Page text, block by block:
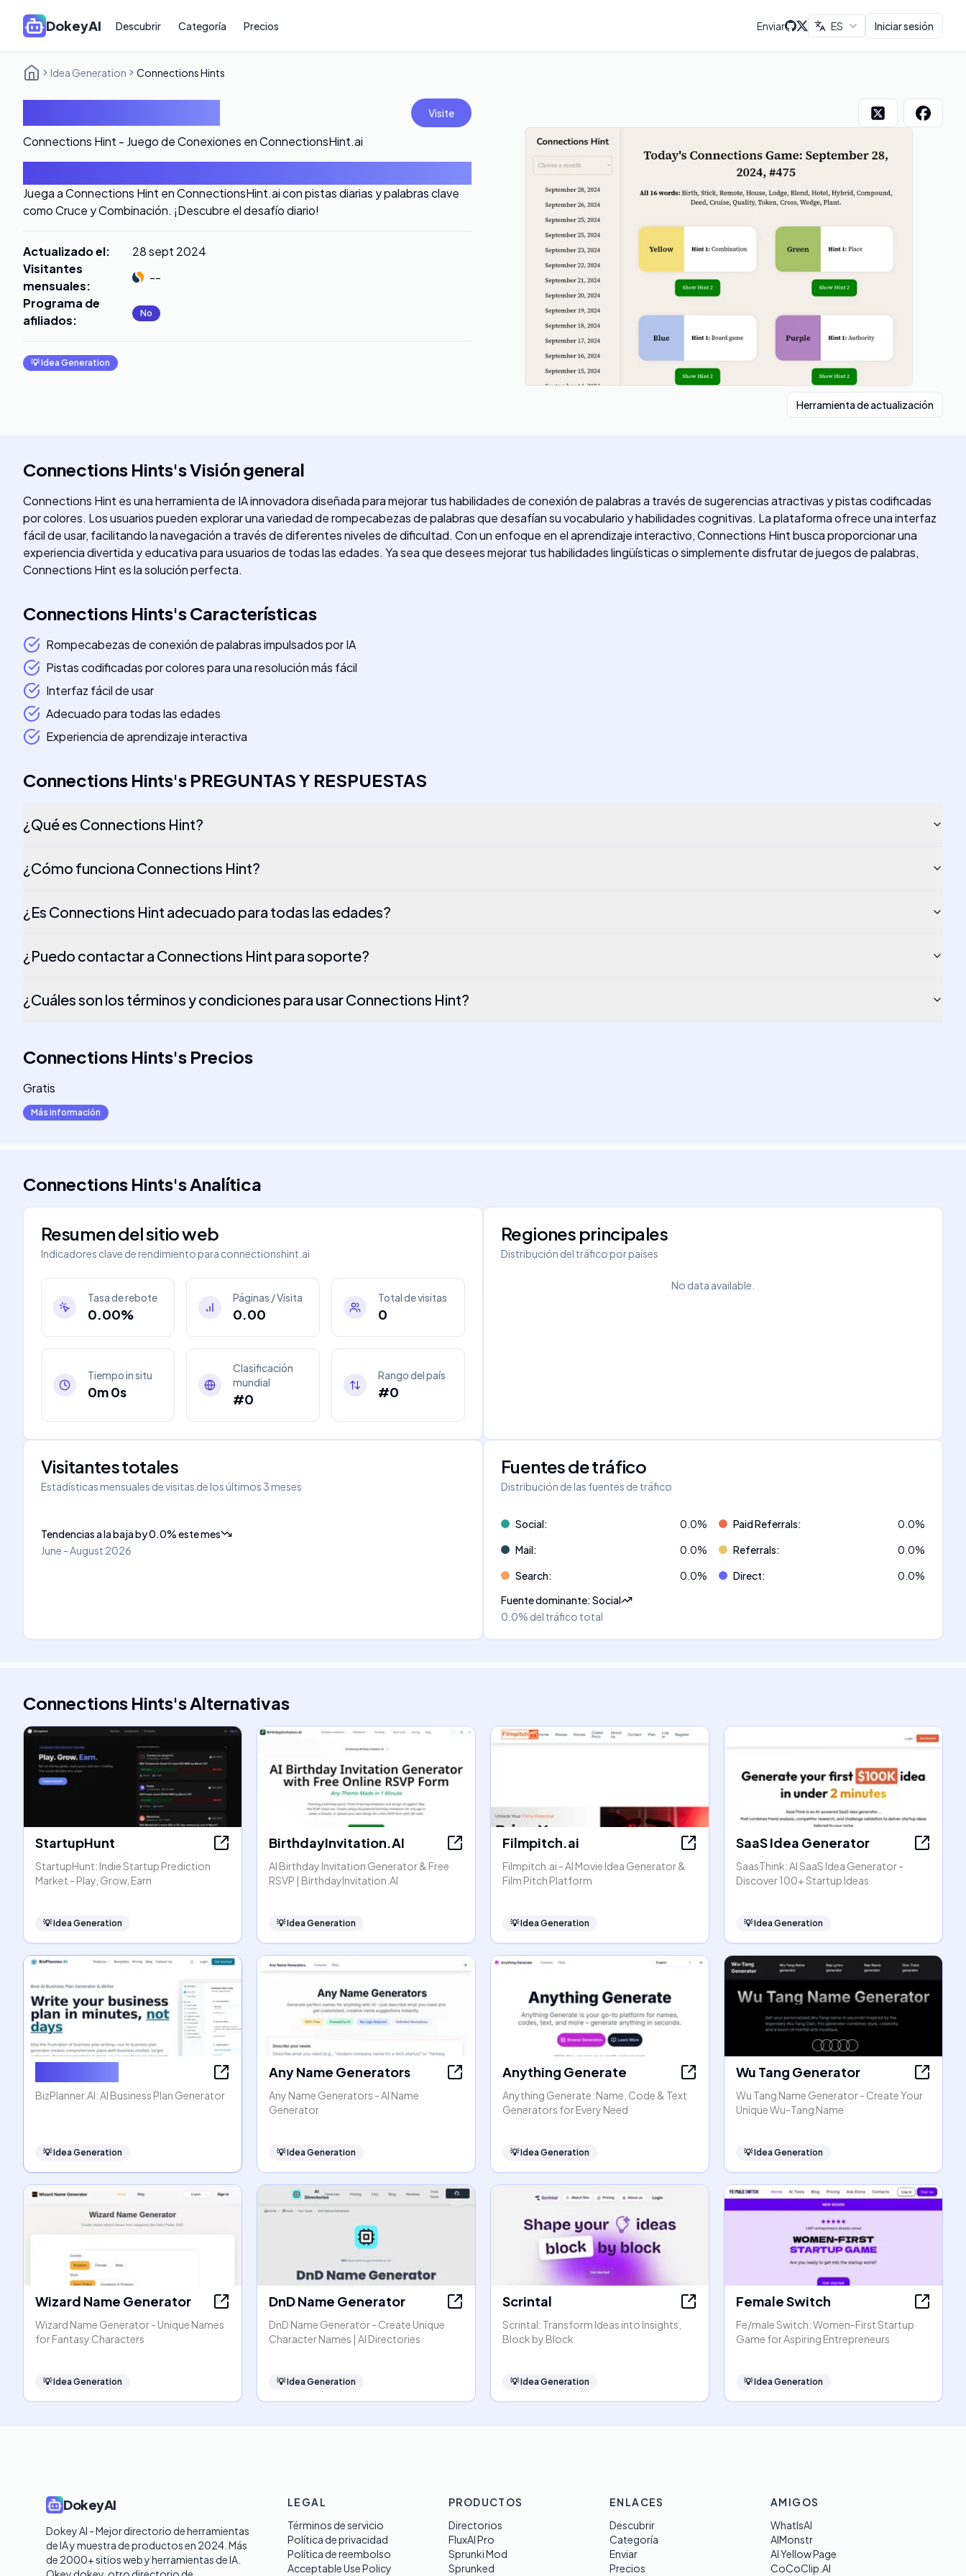
DokeyAI Descubrir Categoría Precios Enviar ES Iniciar sesión
Idea Generation Connections Hints
Visite
Connections Hint - Juego de Conexiones en ConnectionsHint.ai
Juega a Connections Hint en ConnectionsHint.ai con pistas diarias y palabras clave
como Cruce y Combinación. ¡Descubre el desafío diario!
Actualizado el:
28 sept 2024
Visitantes
mensuales:
--
Programa de
afiliados: No
💡Idea Generation
Herramienta de actualización
Connections Hints'sVisión general
Connections Hint es una herramienta de IA innovadora diseñada para mejorar tus habilidades de conexión de palabras a través de sugerencias atractivas y pistas codificadas
por colores. Los usuarios pueden explorar una variedad de rompecabezas de palabras que desafían su vocabulario y habilidades cognitivas. La plataforma ofrece una interfaz
fácil de usar, facilitando la navegación a través de diferentes niveles de dificultad. Con un enfoque en el aprendizaje interactivo, Connections Hint busca proporcionar una
experiencia divertida y educativa para usuarios de todas las edades. Ya sea que desees mejorar tus habilidades lingüísticas o simplemente disfrutar de juegos de palabras,
Connections Hint es la solución perfecta.
Connections Hints'sCaracterísticas
Rompecabezas de conexión de palabras impulsados por IA
Pistas codificadas por colores para una resolución más fácil
Interfaz fácil de usar
Adecuado para todas las edades
Experiencia de aprendizaje interactiva
Connections Hints's PREGUNTAS Y RESPUESTAS
¿Qué es Connections Hint?
¿Cómo funciona Connections Hint?
¿Es Connections Hint adecuado para todas las edades?
¿Puedo contactar a Connections Hint para soporte?
¿Cuáles son los términos y condiciones para usar Connections Hint?
Connections Hints's Precios
Gratis
Más información
Connections Hints'sAnalítica
Resumen del sitio web
Indicadores clave de rendimiento para connectionshint.ai
Tasa de rebote
0.00%
Páginas / Visita
0.00
Total de visitas
0
Tiempo in situ
0m 0s
Clasificación
mundial
#0
Rango del país
#0
Regiones principales
Distribución del tráfico por países
No data available.
Visitantes totales
Estadísticas mensuales de visitas de los últimos 3 meses
Tendencias a la bajaby0.0%este mes
June - August 2026
Fuentes de tráfico
Distribución de las fuentes de tráfico
Social: 0.0% Paid Referrals: 0.0%
Mail: 0.0% Referrals: 0.0%
Search: 0.0% Direct: 0.0%
Fuente dominante:Social
0.0% del tráfico total
Connections Hints'sAlternativas
StartupHunt
StartupHunt: Indie Startup Prediction
Market - Play, Grow, Earn
💡Idea Generation
BirthdayInvitation.AI
AI Birthday Invitation Generator & Free
RSVP | BirthdayInvitation.AI
💡Idea Generation
Filmpitch.ai
Filmpitch.ai - AI Movie Idea Generator &
Film Pitch Platform
💡Idea Generation
SaaS Idea Generator
SaasThink: AI SaaS Idea Generator -
Discover 100+ Startup Ideas
💡Idea Generation
BizPlanner.AI: AI Business Plan Generator
💡Idea Generation
Any Name Generators
Any Name Generators - AI Name
Generator
💡Idea Generation
Anything Generate
Anything Generate: Name, Code & Text
Generators for Every Need
💡Idea Generation
Wu Tang Generator
Wu Tang Name Generator - Create Your
Unique Wu-Tang Name
💡Idea Generation
Wizard Name Generator
Wizard Name Generator - Unique Names
for Fantasy Characters
💡Idea Generation
DnD Name Generator
DnD Name Generator - Create Unique
Character Names | AI Directories
💡Idea Generation
Scrintal
Scrintal: Transform Ideas into Insights,
Block by Block
💡Idea Generation
Female Switch
Fe/male Switch: Women-First Startup
Game for Aspiring Entrepreneurs
💡Idea Generation
DokeyAI
Dokey AI - Mejor directorio de herramientas
de IA y muestra de productos en 2024. Más
de 2000+ sitios web y herramientas de IA.
LEGAL
Términos de servicio
Política de privacidad
Política de reembolso
Acceptable Use Policy
PRODUCTOS
Directorios
FluxAI Pro
Sprunki Mod
Sprunked
ENLACES
Descubrir
Categoría
Enviar
Precios
AMIGOS
WhatIsAI
AIMonstr
AI Yellow Page
CoCoClip.AI